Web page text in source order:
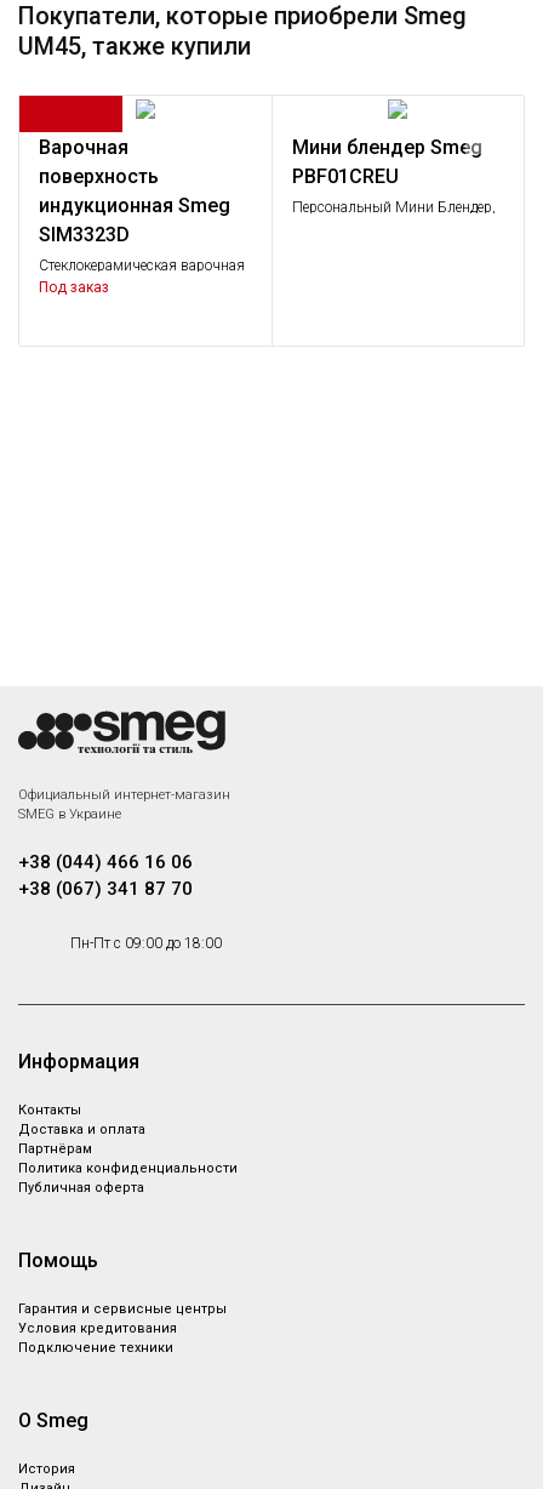
Сифон для 1 чаши
Под заказ
Сифон
Smeg RND1V
Сливной комплект для 1 чаши
Под заказ
Покупатели, которые приобрели Smeg
UM45, также купили
Варочная
поверхность
индукционная Smeg
SIM3323D
Стеклокерамическая варочная
поверхность, 38 см, прямой
Под заказ
Мини блендер Smeg
PBF01CREU
Персональный Мини Блендер,
Официальный интернет-магазин
SMEG в Украине
+38 (044) 466 16 06
+38 (067) 341 87 70
Пн-Пт с 09:00 до 18:00
Информация
Контакты
Доставка и оплата
Партнёрам
Политика конфиденциальности
Публичная оферта
Помощь
Гарантия и сервисные центры
Условия кредитования
Подключение техники
О Smeg
История